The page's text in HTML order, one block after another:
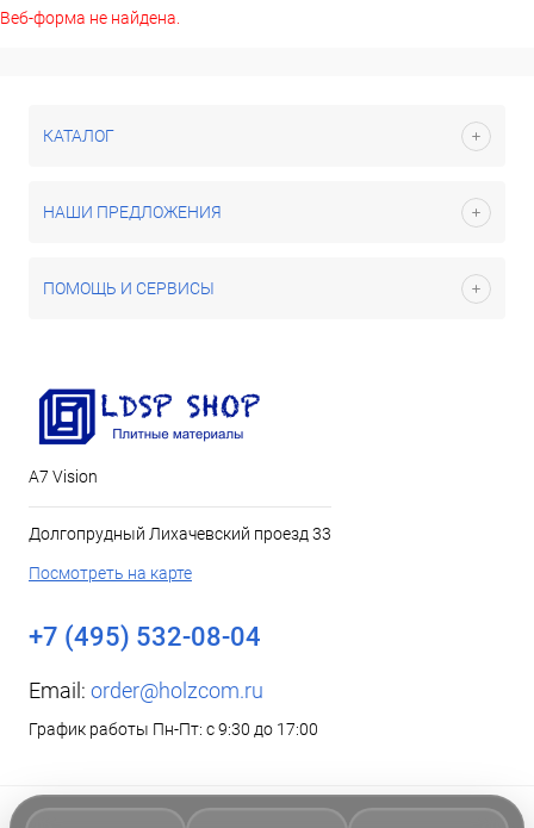
Веб-форма не найдена.
КАТАЛОГ
НАШИ ПРЕДЛОЖЕНИЯ
ПОМОЩЬ И СЕРВИСЫ
А7 Vision
Долгопрудный Лихачевский проезд 33
Посмотреть на карте
+7 (495) 532-08-04
Email: order@holzcom.ru
График работы Пн-Пт: с 9:30 до 17:00